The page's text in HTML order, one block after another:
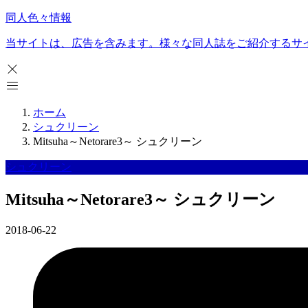
同人色々情報
当サイトは、広告を含みます。様々な同人誌をご紹介するサ
ホーム
シュクリーン
Mitsuha～Netorare3～ シュクリーン
シュクリーン
Mitsuha～Netorare3～ シュクリーン
2018-06-22